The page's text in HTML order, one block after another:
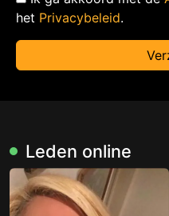
het Privacybeleid.
Leden online